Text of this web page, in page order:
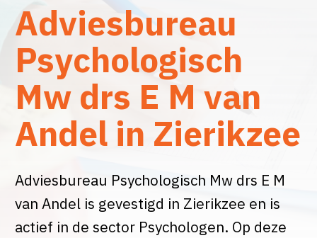
Adviesbureau
Psychologisch
Mw drs E M van
Andel in Zierikzee
Adviesbureau Psychologisch Mw drs E M
van Andel is gevestigd in Zierikzee en is
actief in de sector Psychologen. Op deze